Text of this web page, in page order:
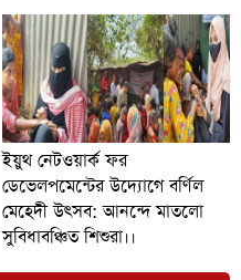
ইয়ুথ নেটওয়ার্ক ফর
ডেভেলপমেন্টের উদ্যোগে বর্ণিল
মেহেদী উৎসব: আনন্দে মাতলো
সুবিধাবঞ্চিত শিশুরা।।